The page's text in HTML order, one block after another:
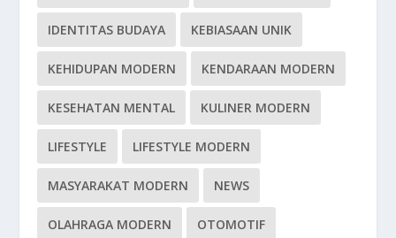
IDENTITAS BUDAYA KEBIASAAN UNIK
KEHIDUPAN MODERN KENDARAAN MODERN
KESEHATAN MENTAL KULINER MODERN
LIFESTYLE LIFESTYLE MODERN
MASYARAKAT MODERN NEWS
OLAHRAGA MODERN OTOMOTIF